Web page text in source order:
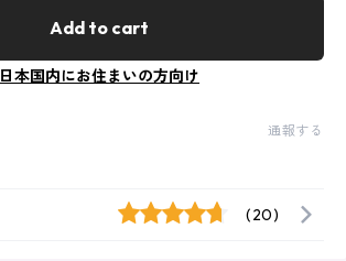
Add to cart
日本国内にお住まいの方向け
通報する
(20)